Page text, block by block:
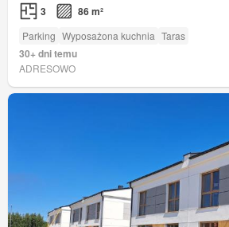
3 86 m²
Parking Wyposażona kuchnia Taras
30+ dni temu
ADRESOWO